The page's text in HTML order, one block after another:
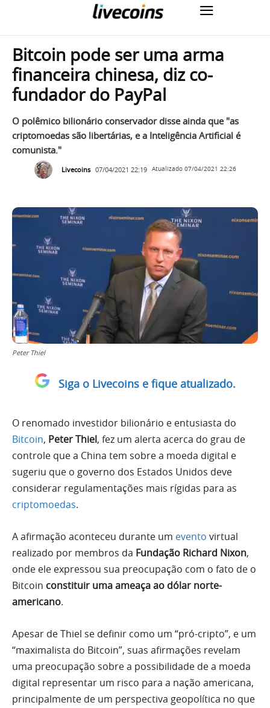
Bitcoin pode ser uma arma
financeira chinesa, diz co-
fundador do PayPal
O polêmico bilionário conservador disse ainda que "as
criptomoedas são libertárias, e a Inteligência Artificial é
comunista."
Livecoins 07/04/2021 22:19 Atualizado 07/04/2021 22:26
Peter Thiel
Siga o Livecoins e fique atualizado.
O renomado investidor bilionário e entusiasta do
Bitcoin, Peter Thiel, fez um alerta acerca do grau de
controle que a China tem sobre a moeda digital e
sugeriu que o governo dos Estados Unidos deve
considerar regulamentações mais rígidas para as
criptomoedas.
A afirmação aconteceu durante um evento virtual
realizado por membros da Fundação Richard Nixon,
onde ele expressou sua preocupação com o fato de o
Bitcoin constituir uma ameaça ao dólar norte-
americano.
Apesar de Thiel se definir como um “pró-cripto”, e um
“maximalista do Bitcoin”, suas afirmações revelam
uma preocupação sobre a possibilidade de a moeda
digital representar um risco para a nação americana,
principalmente de um perspectiva geopolítica no que